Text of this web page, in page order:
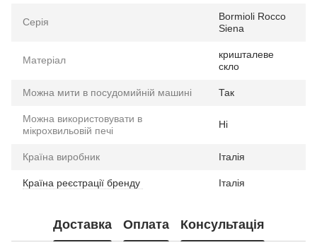
Серія
Bormioli Rocco
Siena
Матеріал
кришталеве
скло
Можна мити в посудомийній машині Так
Можна використовувати в
мікрохвильовій печі
Ні
Країна виробник Італія
Країна реєстрації бренду Італія
Доставка Оплата Консультація